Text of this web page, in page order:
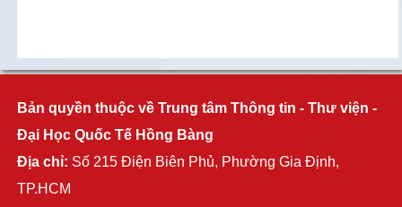
Bản quyền thuộc về Trung tâm Thông tin - Thư viện -
Đại Học Quốc Tế Hồng Bàng
Địa chỉ: Số 215 Điện Biên Phủ, Phường Gia Định,
TP.HCM